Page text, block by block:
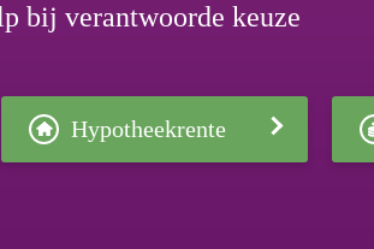
bij verantwoorde keuze
Hypotheekrente